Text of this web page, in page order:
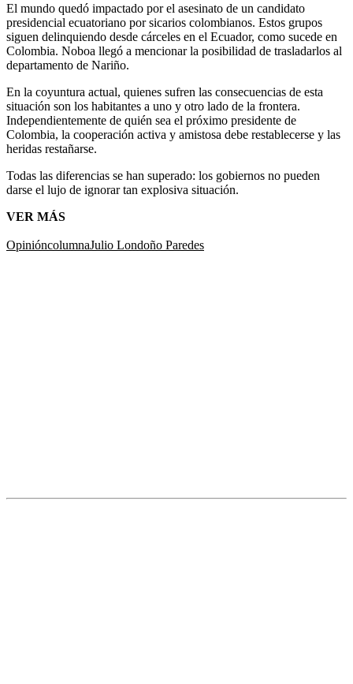
El mundo quedó impactado por el asesinato de un candidato
presidencial ecuatoriano por sicarios colombianos. Estos grupos
siguen delinquiendo desde cárceles en el Ecuador, como sucede en
Colombia. Noboa llegó a mencionar la posibilidad de trasladarlos al
departamento de Nariño.
En la coyuntura actual, quienes sufren las consecuencias de esta
situación son los habitantes a uno y otro lado de la frontera.
Independientemente de quién sea el próximo presidente de
Colombia, la cooperación activa y amistosa debe restablecerse y las
heridas restañarse.
Todas las diferencias se han superado: los gobiernos no pueden
darse el lujo de ignorar tan explosiva situación.
VER MÁS
OpinióncolumnaJulio Londoño Paredes